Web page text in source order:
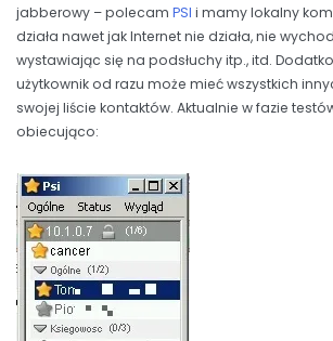
jabberowy – polecam PSI i mamy lokalny
działa nawet jak Internet nie działa, nie
wystawiając się na podsłuchy itp., itd.
użytkownik od razu może mieć wszystkich
swojej liście kontaktów. Aktualnie w fazie
obiecująco: